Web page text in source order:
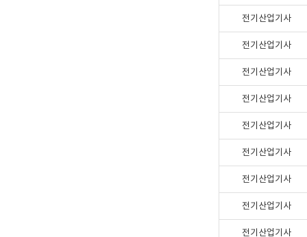
전기산업기사
전기산업기사
전기산업기사
전기산업기사
전기산업기사
전기산업기사
전기산업기사
전기산업기사
전기산업기사